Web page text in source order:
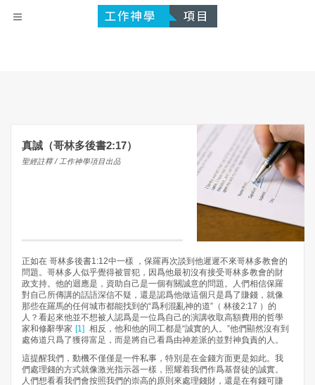
真誠（哥林多後書2:17）
聖經註釋 / 工作神學項目出品
正如在 哥林多後書1:12中一樣 ，保羅再次談到他遲遲不來哥林多教會的
問題。哥林多人似乎覺得被冒犯，因爲他最初沒有接受哥林多教會的財
政支持。他的迴應是，資助自己是一個有關誠意的問題。人們相信保羅
對自己所傳講的話語深信不疑，還是認爲他做這個只是爲了賺錢，就像
那些在羅馬的任何城市都能找到的“爲利混亂神的道”（ 林後2:17 ）的
人？看起來他並不想被人認爲是一位爲自己的演講收取高額費用的哲學
家和修辭學家 [1] 相反，他和他的同工都是“誠實的人。”他們顯然沒有到
處佈道只爲了獲得富足，而是將自己看爲由神差派的並對神負責的人。
這提醒我們，動機不僅僅是一件私事，特別是在金錢方面更是如此。我
們處理錢的方式就像激光指示器一樣，照耀着我們作爲基督徒的誠實。
人們想看看我們會按照我們的崇高的原則來處理錢財，還是在有錢可賺